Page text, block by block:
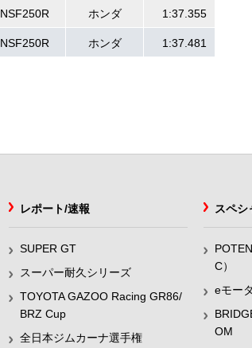
NSF250R ホンダ 1:37.355
NSF250R ホンダ 1:37.481
レポート/速報
SUPER GT
スーパー耐久シリーズ
TOYOTA GAZOO Racing GR86/
BRZ Cup
全日本ジムカーナ選手権
スペシ
C）
eモー
OM